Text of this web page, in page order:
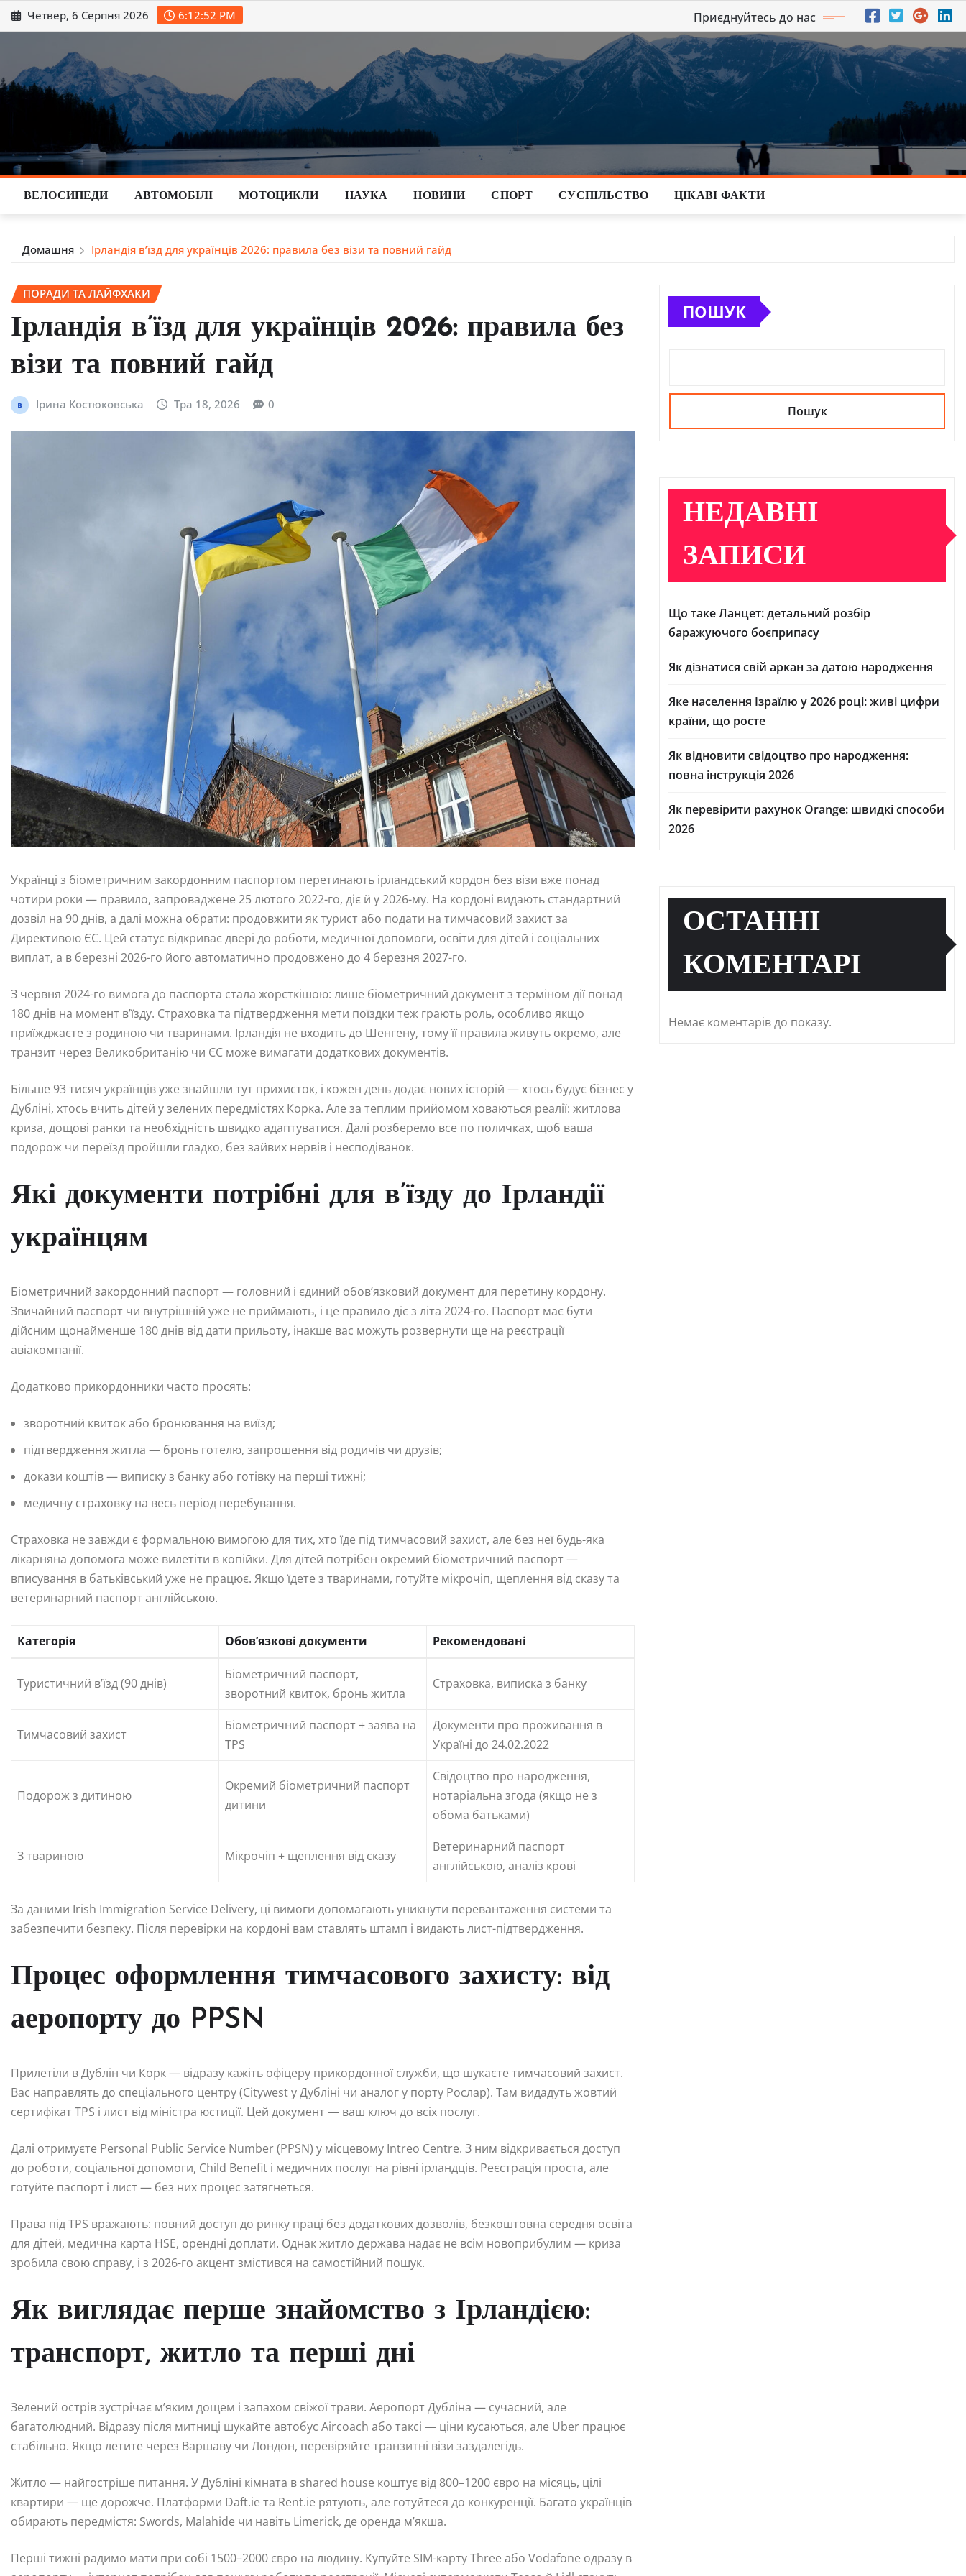
Перейти
до
Четвер, 6 Серпня 2026 6:12:53 PM Приєднуйтесь до нас
ВЕЛОСИПЕДИ АВТОМОБІЛІ МОТОЦИКЛИ НАУКА НОВИНИ СПОРТ СУСПІЛЬСТВО ЦІКАВІ ФАКТИ
Домашня Ірландія в’їзд для українців 2026: правила без візи та повний гайд
ПОРАДИ ТА ЛАЙФХАКИ
Ірландія в’їзд для українців 2026: правила без
візи та повний гайд
Ірина Костюковська Тра 18, 2026 0
Українці з біометричним закордонним паспортом перетинають ірландський кордон без візи вже понад
чотири роки — правило, запроваджене 25 лютого 2022-го, діє й у 2026-му. На кордоні видають стандартний
дозвіл на 90 днів, а далі можна обрати: продовжити як турист або подати на тимчасовий захист за
Директивою ЄС. Цей статус відкриває двері до роботи, медичної допомоги, освіти для дітей і соціальних
виплат, а в березні 2026-го його автоматично продовжено до 4 березня 2027-го.
З червня 2024-го вимога до паспорта стала жорсткішою: лише біометричний документ з терміном дії понад
180 днів на момент в’їзду. Страховка та підтвердження мети поїздки теж грають роль, особливо якщо
приїжджаєте з родиною чи тваринами. Ірландія не входить до Шенгену, тому її правила живуть окремо, але
транзит через Великобританію чи ЄС може вимагати додаткових документів.
Більше 93 тисяч українців уже знайшли тут прихисток, і кожен день додає нових історій — хтось будує бізнес у
Дубліні, хтось вчить дітей у зелених передмістях Корка. Але за теплим прийомом ховаються реалії: житлова
криза, дощові ранки та необхідність швидко адаптуватися. Далі розберемо все по поличках, щоб ваша
подорож чи переїзд пройшли гладко, без зайвих нервів і несподіванок.
Які документи потрібні для в’їзду до Ірландії
українцям
Біометричний закордонний паспорт — головний і єдиний обов’язковий документ для перетину кордону.
Звичайний паспорт чи внутрішній уже не приймають, і це правило діє з літа 2024-го. Паспорт має бути
дійсним щонайменше 180 днів від дати прильоту, інакше вас можуть розвернути ще на реєстрації
авіакомпанії.
Додатково прикордонники часто просять:
зворотний квиток або бронювання на виїзд;
підтвердження житла — бронь готелю, запрошення від родичів чи друзів;
докази коштів — виписку з банку або готівку на перші тижні;
медичну страховку на весь період перебування.
Страховка не завжди є формальною вимогою для тих, хто їде під тимчасовий захист, але без неї будь-яка
лікарняна допомога може вилетіти в копійки. Для дітей потрібен окремий біометричний паспорт —
вписування в батьківський уже не працює. Якщо їдете з тваринами, готуйте мікрочіп, щеплення від сказу та
ветеринарний паспорт англійською.
Категорія Обов’язкові документи Рекомендовані
Туристичний в’їзд (90 днів)
Біометричний паспорт,
зворотний квиток, бронь житла
Страховка, виписка з банку
Тимчасовий захист
Біометричний паспорт + заява на
TPS
Документи про проживання в
Україні до 24.02.2022
Подорож з дитиною
Окремий біометричний паспорт
дитини
Свідоцтво про народження,
нотаріальна згода (якщо не з
обома батьками)
З твариною Мікрочіп + щеплення від сказу
Ветеринарний паспорт
англійською, аналіз крові
За даними Irish Immigration Service Delivery, ці вимоги допомагають уникнути перевантаження системи та
забезпечити безпеку. Після перевірки на кордоні вам ставлять штамп і видають лист-підтвердження.
Процес оформлення тимчасового захисту: від
аеропорту до PPSN
Прилетіли в Дублін чи Корк — відразу кажіть офіцеру прикордонної служби, що шукаєте тимчасовий захист.
Вас направлять до спеціального центру (Citywest у Дубліні чи аналог у порту Рослар). Там видадуть жовтий
сертифікат TPS і лист від міністра юстиції. Цей документ — ваш ключ до всіх послуг.
Далі отримуєте Personal Public Service Number (PPSN) у місцевому Intreo Centre. З ним відкривається доступ
до роботи, соціальної допомоги, Child Benefit і медичних послуг на рівні ірландців. Реєстрація проста, але
готуйте паспорт і лист — без них процес затягнеться.
Права під TPS вражають: повний доступ до ринку праці без додаткових дозволів, безкоштовна середня освіта
для дітей, медична карта HSE, орендні доплати. Однак житло держава надає не всім новоприбулим — криза
зробила свою справу, і з 2026-го акцент змістився на самостійний пошук.
Як виглядає перше знайомство з Ірландією:
транспорт, житло та перші дні
Зелений острів зустрічає м’яким дощем і запахом свіжої трави. Аеропорт Дубліна — сучасний, але
багатолюдний. Відразу після митниці шукайте автобус Aircoach або таксі — ціни кусаються, але Uber працює
стабільно. Якщо летите через Варшаву чи Лондон, перевіряйте транзитні візи заздалегідь.
Житло — найгостріше питання. У Дубліні кімната в shared house коштує від 800–1200 євро на місяць, цілі
квартири — ще дорожче. Платформи Daft.ie та Rent.ie рятують, але готуйтеся до конкуренції. Багато українців
обирають передмістя: Swords, Malahide чи навіть Limerick, де оренда м’якша.
Перші тижні радимо мати при собі 1500–2000 євро на людину. Купуйте SIM-карту Three або Vodafone одразу в
ПОШУК
Пошук
НЕДАВНІ
ЗАПИСИ
Що таке Ланцет: детальний розбір
баражуючого боєприпасу
Як дізнатися свій аркан за датою народження
Яке населення Ізраїлю у 2026 році: живі цифри
країни, що росте
Як відновити свідоцтво про народження:
повна інструкція 2026
Як перевірити рахунок Orange: швидкі способи
2026
ОСТАННІ
КОМЕНТАРІ
Немає коментарів до показу.